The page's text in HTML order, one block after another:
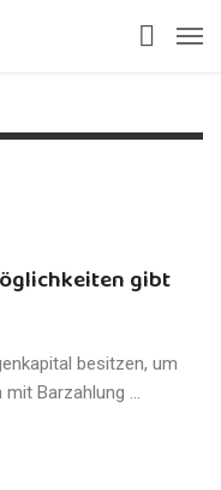
gibt
besitzen, um
Barzahlung ...